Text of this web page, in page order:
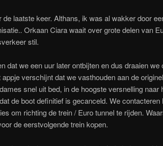
laatste keer. Althans, ik was al wakker door
Orkaan Ciara waait over grote delen van
stil.
dat we een uur later ontbijten en dus draaien we
verschijnt dat we vasthouden aan de
snel uit bed, in de hoogste versnelling naar
de boot definitief is gecanceld. We contacteren
om richting de trein / Euro tunnel te rijden.
de eerstvolgende trein kopen.